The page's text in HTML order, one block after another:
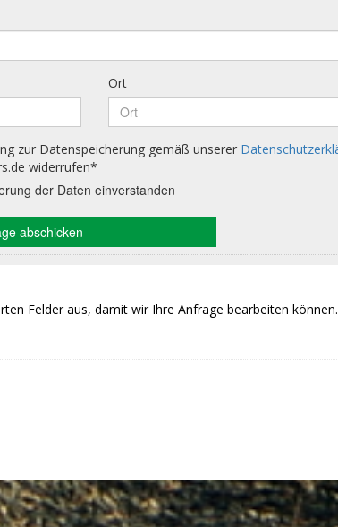
Felder aus, damit wir Ihre Anfrage bearbeiten können.